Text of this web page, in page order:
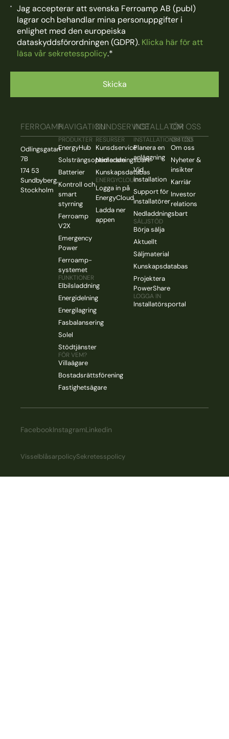
Jag accepterar att svenska Ferroamp AB (publ)
lagrar och behandlar mina personuppgifter i
enlighet med den europeiska
dataskyddsförordningen (GDPR). Klicka här för att
läsa vår sekretesspolicy.*
FERROAMP
Odlingsgatan
7B
174 53
Sundbyberg,
Stockholm
NAVIGATION
PRODUKTER
EnergyHub
Solsträngsoptimerare
Batterier
Kontroll och
smart
styrning
Ferroamp
V2X
Emergency
Power
Ferroamp-
systemet
FUNKTIONER
Elbilsladdning
Energidelning
Energilagring
Fasbalansering
Solel
Stödtjänster
FÖR VEM?
Villaägare
Bostadsrättsförening
Fastighetsägare
KUNDSERVICE
RESURSER
Kunsdservice
Nedladdningsbart
Kunskapsdatabas
ENERGYCLOUD
Logga in på
EnergyCloud
Ladda ner
appen
INSTALLATÖR
INSTALLATIONSSTÖD
Planera en
anläggning
Vid
installation
Support för
installatörer
Nedladdningsbart
SÄLJSTÖD
Börja sälja
Aktuellt
Säljmaterial
Kunskapsdatabas
Projektera
PowerShare
LOGGA IN
Installatörsportal
OM OSS
OM OSS
Om oss
Nyheter &
insikter
Karriär
Investor
relations
FacebookInstagramLinkedin
VisselblåsarpolicySekretesspolicy